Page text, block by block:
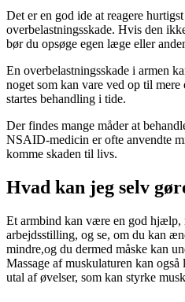
Det er en god ide at reagere
overbelastningsskade. Hvis den
bør du opsøge egen læge eller
En overbelastningsskade i armen
noget som kan vare ved op til
startes behandling i tide.
Der findes mange måder at
NSAID-medicin er ofte anvendte
komme skaden til livs.
Hvad kan jeg selv
Et armbind kan være en god hjælp,
arbejdsstilling, og se, om du kan
mindre,og du dermed måske kan
Massage af muskulaturen kan også
utal af øvelser, som kan styrke